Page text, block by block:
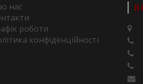
нас
роботи
конфіденційності